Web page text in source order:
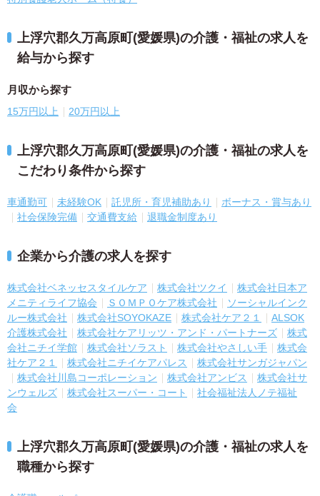
上浮穴郡久万高原町(愛媛県)の介護・福祉の求人を
給与から探す
月収から探す
15万円以上 20万円以上
上浮穴郡久万高原町(愛媛県)の介護・福祉の求人を
こだわり条件から探す
車通勤可 未経験OK 託児所・育児補助あり
ボーナス・賞与あり
社会保険完備
交通費支給 退職金制度あり
企業から介護の求人を探す
株式会社ベネッセスタイルケア 株式会社ツクイ
株式会社日本ア
メニティライフ協会
ＳＯＭＰＯケア株式会社
ソーシャルインク
ルー株式会社
株式会社SOYOKAZE 株式会社ケア２１
ALSOK
介護株式会社
株式会社ケアリッツ・アンド・パートナーズ
株式
会社ニチイ学館
株式会社ソラスト 株式会社やさしい手
株式会
社ケア２１
株式会社ニチイケアパレス
株式会社サンガジャパン
株式会社川島コーポレーション
株式会社アンビス
株式会社サ
ンウェルズ
株式会社スーパー・コート
社会福祉法人ノテ福祉
会
上浮穴郡久万高原町(愛媛県)の介護・福祉の求人を
職種から探す